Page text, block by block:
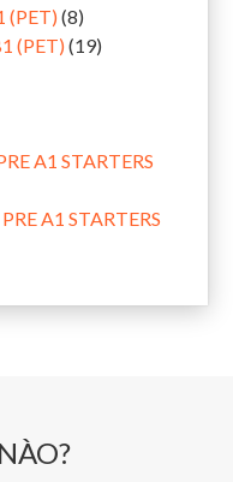
(PET) (8)
(PET) (19)
A1 STARTERS
A1 STARTERS